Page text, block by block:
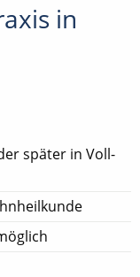
in
später in Voll-